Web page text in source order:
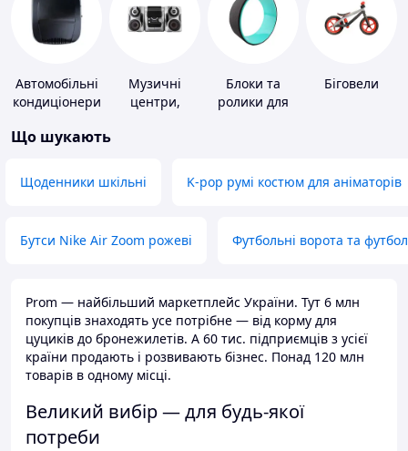
Автомобільні
кондиціонери
Музичні
центри,
Блоки та
ролики для
Біговели
Що шукають
Щоденники шкільні K-pop румі костюм для аніматорів
Бутси Nike Air Zoom рожеві Футбольні ворота та
Prom — найбільший маркетплейс України. Тут 6 млн
покупців знаходять усе потрібне — від корму для
цуциків до бронежилетів. А 60 тис. підприємців з усієї
країни продають і розвивають бізнес. Понад 120 млн
товарів в одному місці.
Великий вибір — для будь-якої
потреби